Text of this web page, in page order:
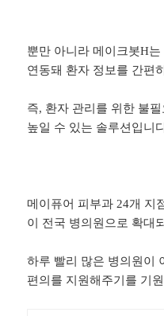
뿐만 아니라 메이크봇H
연동돼 환자 정보를 간편
즉, 환자 관리를 위한 불
높일 수 있는 솔루션입니
메이퓨어 피부과 24개 지
이 전국 병의원으로 확대
하루 빨리 많은 병의원이
편의를 지원해주기를 기